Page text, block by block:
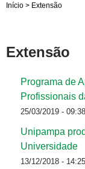
Início > Extensão
Extensão
Programa de
Profissionais
25/03/2019 - 09:38
Unipampa
Universidade
13/12/2018 - 14:25